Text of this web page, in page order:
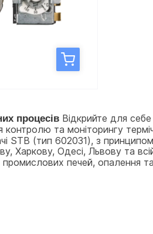
процесів Відкрийте для себе
контролю та моніторингу
STB (тип 602031), з
Харкову, Одесі, Львову та всій
печей, опалення